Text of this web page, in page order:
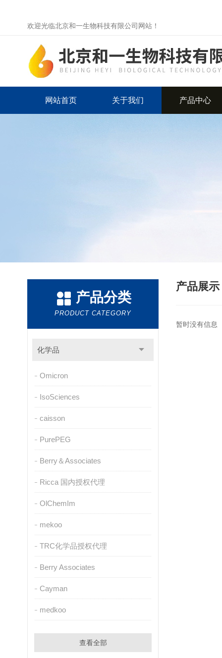
欢迎光临北京和一生物科技有限公司网站！
网站首页 关于我们 产品中心
产品分类
PRODUCT CATEGORY
化学品
Omicron
IsoSciences
caisson
PurePEG
Berry＆Associates
Ricca 国内授权代理
OlChemIm
mekoo
TRC化学品授权代理
Berry Associates
Cayman
medkoo
查看全部
产品展示
暂时没有信息